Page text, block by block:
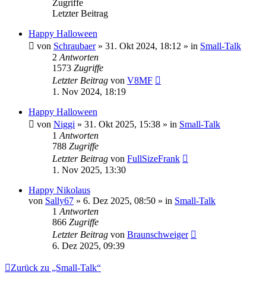
Zugriffe
Letzter Beitrag
Happy Halloween
von Schraubaer» 31. Okt 2024, 18:12 » in Small-Talk
2 Antworten
1573 Zugriffe
Letzter Beitrag von V8MF
1. Nov 2024, 18:19
Happy Halloween
von Niggi » 31. Okt 2025, 15:38 » in Small-Talk
1 Antworten
788 Zugriffe
Letzter Beitrag von FullSizeFrank
1. Nov 2025, 13:30
Happy Nikolaus
von Sally67 » 6. Dez 2025, 08:50 » in Small-Talk
1 Antworten
866 Zugriffe
Letzter Beitrag von Braunschweiger
6. Dez 2025, 09:39
Zurück zu „Small-Talk“